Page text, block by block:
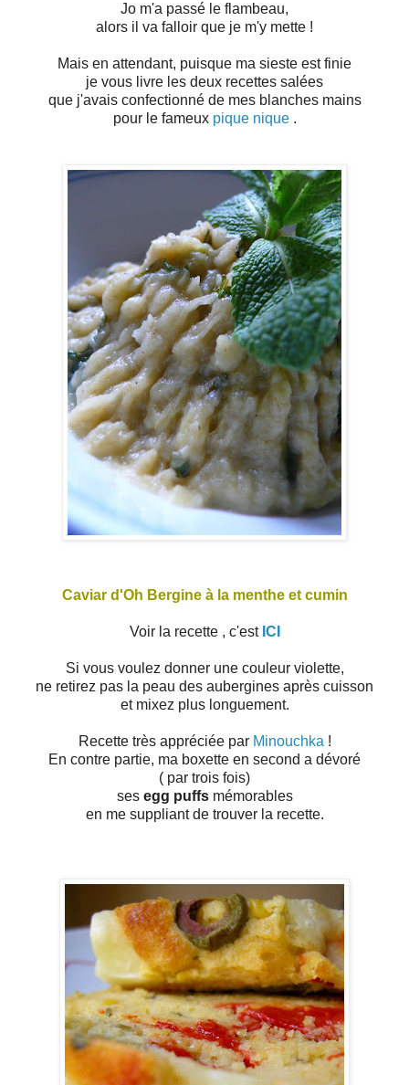
Jo m'a passé le flambeau,
alors il va falloir que je m'y mette !
Mais en attendant, puisque ma sieste est finie
je vous livre les deux recettes salées
que j'avais confectionné de mes blanches mains
pour le fameux pique nique.
Caviar d'Oh Bergine à la menthe et cumin
Voir la recette , c'est ICI
Si vous voulez donner une couleur violette,
ne retirez pas la peau des aubergines après cuisson
et mixez plus longuement.
Recette très appréciée parMinouchka !
En contre partie, ma boxette en second a dévoré
( par trois fois)
ses egg puffsmémorables
en me suppliant de trouver la recette.